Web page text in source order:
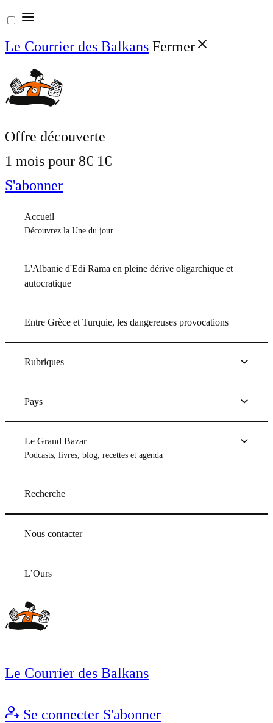
Aller
au
contenu
Le Courrier des Balkans Fermer
Offre découverte
1 mois pour 8€ 1€
S'abonner
Accueil
Découvrez la Une du jour
L'Albanie d'Edi Rama en pleine dérive oligarchique et
autocratique
Entre Grèce et Turquie, les dangereuses provocations
Rubriques
Pays
Le Grand Bazar
Podcasts, livres, blog, recettes et agenda
Recherche
Nous contacter
L’Ours
Le Courrier des Balkans
Se connecter S'abonner